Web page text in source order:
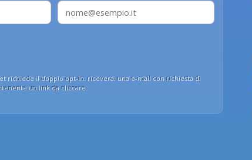
richiede il doppio opt-in: riceverai una e-mail con richiesta di
un link da cliccare.